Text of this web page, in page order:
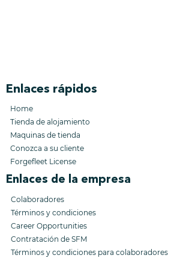
Enlaces rápidos
Home
Tienda de alojamiento
Maquinas de tienda
Conozca a su cliente
Forgefleet License
Enlaces de la empresa
Colaboradores
Términos y condiciones
Career Opportunities
Contratación de SFM
Términos y condiciones para colaboradores